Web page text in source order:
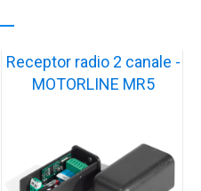
Receptor radio 2 canale -
MOTORLINE MR5